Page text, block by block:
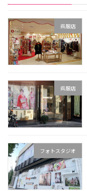
呉服店
呉服店
フォトスタジオ